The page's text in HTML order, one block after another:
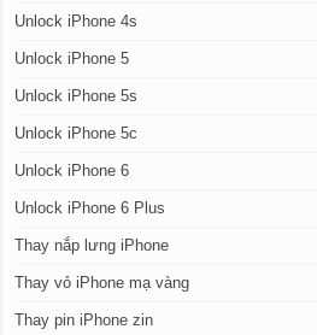
Unlock iPhone 4s
Unlock iPhone 5
Unlock iPhone 5s
Unlock iPhone 5c
Unlock iPhone 6
Unlock iPhone 6 Plus
Thay nắp lưng iPhone
Thay vỏ iPhone mạ vàng
Thay pin iPhone zin